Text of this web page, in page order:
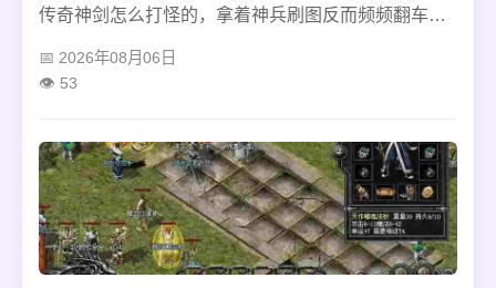
传奇神剑怎么打怪的，拿着神兵刷图反而频频翻车。
不能无脑冲怪堆硬砍，猪洞、祖玛刷图要拉扯着单点
2026年08月06日
53